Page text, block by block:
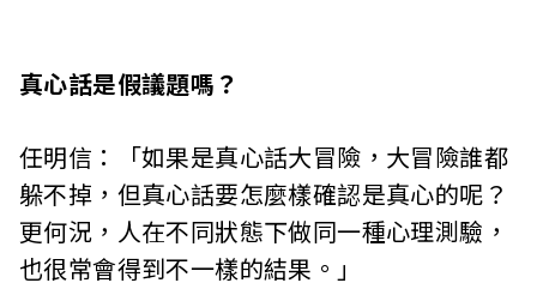
真心話是假議題嗎？
任明信：「如果是真心話大冒險，大冒險誰都
躲不掉，但真心話要怎麼樣確認是真心的呢？
更何況，人在不同狀態下做同一種心理測驗，
也很常會得到不一樣的結果。」